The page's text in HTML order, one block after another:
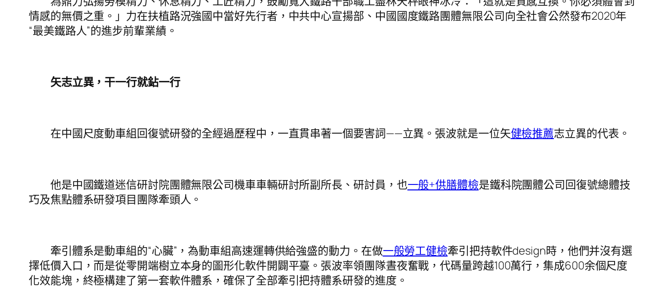
情感的無價之重。」力在扶植路況強國中當好先行者，中共中心宣揚部、中國國度鐵路團體無限公司向全社會公然發布2020年
“最美鐵路人”的進步前輩業績。
矢志立異，干一行就鉆一行
在中國尺度動車組回復號研發的全經過歷程中，一直貫串著一個要害詞——立異。張波就是一位矢健檢推薦志立異的代表。
他是中國鐵道迷信研討院團體無限公司機車車輛研討所副所長、研討員，也一般+供膳體檢是鐵科院團體公司回復號總體技
巧及焦點體系研發項目團隊牽頭人。
牽引體系是動車組的“心臟”，為動車組高速運轉供給強盛的動力。在做一般勞工健檢牽引把持軟件design時，他們并沒有選
擇低價入口，而是從零開端樹立本身的圖形化軟件開闢平臺。張波率領團隊晝夜奮戰，代碼量跨越100萬行，集成600余個尺度
化效能塊，終極構建了第一套軟件體系，確保了全部牽引把持體系研發的進度。